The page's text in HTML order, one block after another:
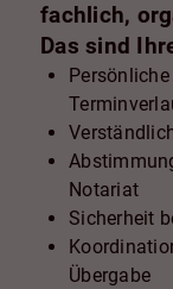
fachlich,
Das sind
Notariat
Sicherheit
Übergabe